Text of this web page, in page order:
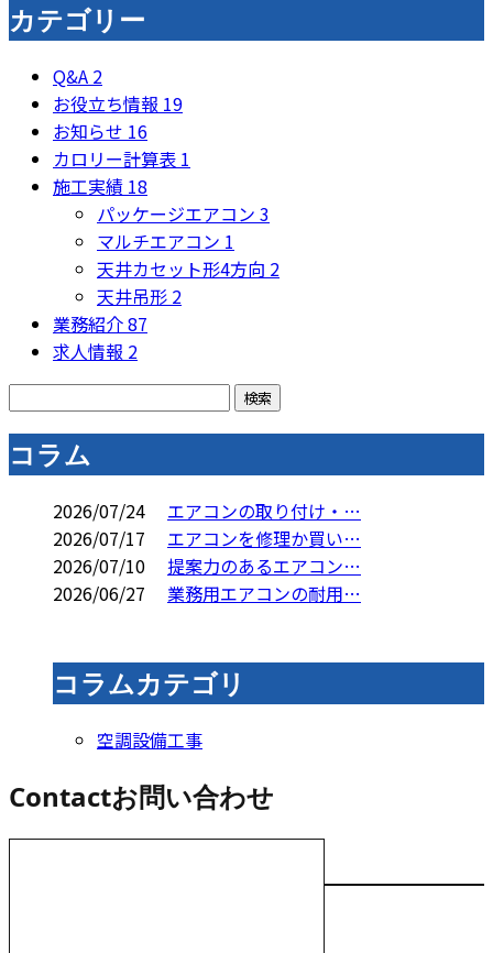
カテゴリー
Q&A 2
お役立ち情報 19
お知らせ 16
カロリー計算表 1
施工実績 18
パッケージエアコン 3
マルチエアコン 1
天井カセット形4方向 2
天井吊形 2
業務紹介87
求人情報 2
コラム
2026/07/24
エアコンの取り付け・…
2026/07/17
エアコンを修理か買い…
2026/07/10
提案力のあるエアコン…
2026/06/27
業務用エアコンの耐用…
コラムカテゴリ
空調設備工事
Contactお問い合わせ